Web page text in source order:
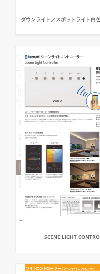
ダウンライト／スポットライト白
SCENE LIGHT